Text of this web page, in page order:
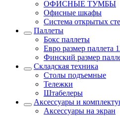
ОФИСНЫЕ ТУМБЫ
Офисные шкафы
Система открытых
Паллеты
Бокс паллеты
Евро размер паллета
Финский размер
Складская техника
Столы подъемные
Тележки
Штабелеры
Аксессуары и
Аксессуары на экран